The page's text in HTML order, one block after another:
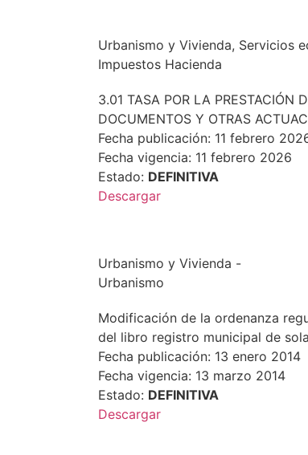
Urbanismo y Vivienda, Servicios
Impuestos Hacienda
3.01 TASA POR LA PRESTACIÓN
DOCUMENTOS Y OTRAS
Fecha publicación: 11 febrero
Fecha vigencia: 11 febrero 2026
Estado: DEFINITIVA
Descargar
Urbanismo y Vivienda -
Urbanismo
Modificación de la ordenanza
del libro registro municipal de
Fecha publicación: 13 enero 2014
Fecha vigencia: 13 marzo 2014
Estado: DEFINITIVA
Descargar